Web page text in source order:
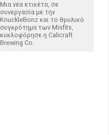
Μια νέα ετικέτα, σε
συνεργασία με την
KnuckleBonz και το θρυλικό
συγκρότημα των Misfits,
κυκλοφόρησε η Calicraft
Brewing Co.